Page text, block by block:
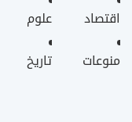
اقتصاد
منوعات
علوم
تاريخ